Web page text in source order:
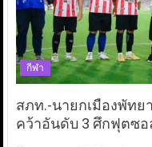
กีฬา
สภท.-นายกเมืองพัทย
คว้าอันดับ 3 ศึกฟุตซอ